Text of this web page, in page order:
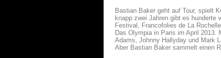
Bastian Baker geht auf Tour, spielt
knapp zwei Jahren gibt es
Festival, Francofolies de La
Das Olympia in Paris im April 2013.
Adams, Johnny Hallyday und Mark
Aber Bastian Baker sammelt einen